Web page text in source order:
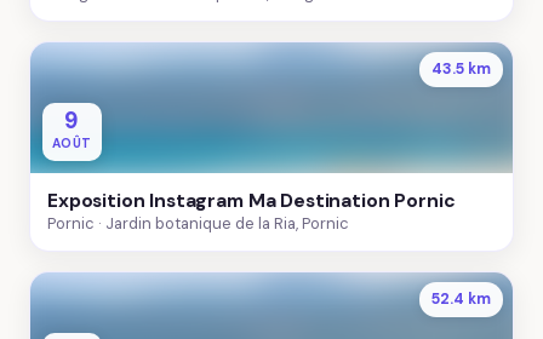
43.5 km
9
AOÛT
Exposition Instagram Ma Destination Pornic
Pornic Jardin botanique de la Ria, Pornic
52.4 km